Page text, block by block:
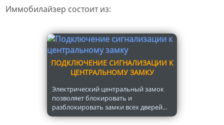
Иммобилайзер состоит из:
ПОДКЛЮЧЕНИЕ СИГНАЛИЗАЦИИ К
ЦЕНТРАЛЬНОМУ ЗАМКУ
Электрический центральный замок
позволяет блокировать и
разблокировать замки всех дверей...